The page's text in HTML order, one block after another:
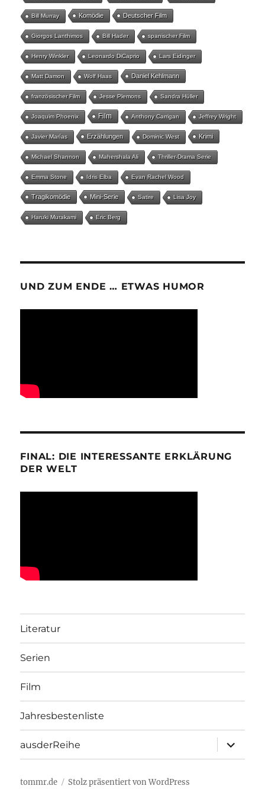
Bill Murray Komödie Deutscher Film
Giorgos Lanthimos Bill Hader spanischer Film
Henry Winkler Leonardo DiCaprio Lars Eidinger
Matt Damon Wolf Haas Daniel Kehlmann
französischer Film Jesse Plemons Sandra Hüller
Joaquim Phoenix Film Anthony Carrigan Jeffrey Wright
Javier Marías Erzählungen Dominic West Krimi
Michael Shannon Mahershala Ali Thriller-Drama Serie
Emma Stone Idris Elba Evan Rachel Wood
Tragikomödie Mini-Serie Satire Lisa Joy
Haruki Murakami Eric Berg
UND ZUM ENDE … ETWAS HUMOR
FINAL: DIE INTERESSANTE ERKLÄRUNG
DER WELT
Literatur
Serien
Film
Jahresbestenliste
ausderReihe
öffnen
tommr.de Stolz präsentiert von WordPress